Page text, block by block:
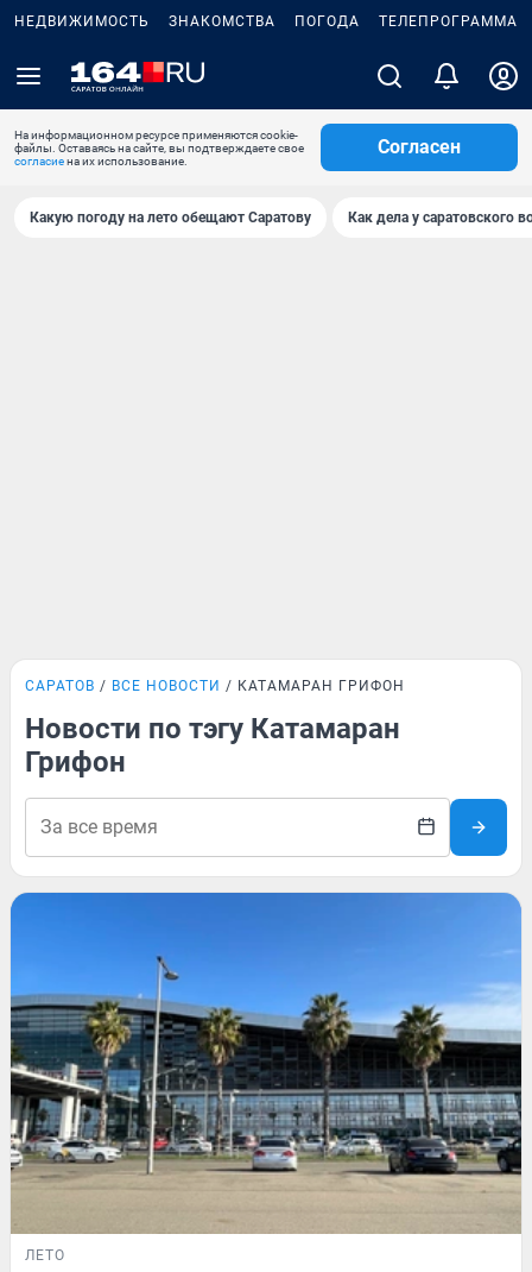
НЕДВИЖИМОСТЬ ЗНАКОМСТВА ПОГОДА ТЕЛЕПРОГРАММА
На информационном ресурсе применяются cookie-
файлы. Оставаясь на сайте, вы подтверждаете свое
согласиена их использование.
Согласен
Какую погоду на лето обещают Саратову Как дела у саратовского
САРАТОВ ВСЕ НОВОСТИ КАТАМАРАН ГРИФОН
Новости по тэгу Катамаран
Грифон
ЛЕТО